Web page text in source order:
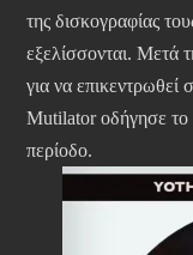
της δισκογραφίας
εξελίσσονται. Μετά
για να
Mutilator οδήγησε το
περίοδο.